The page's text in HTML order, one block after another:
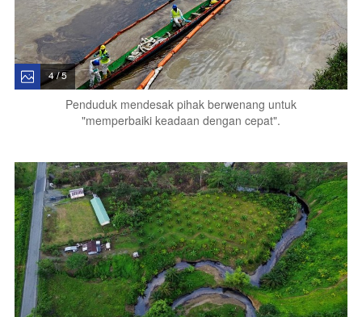
4 / 5
Penduduk mendesak pihak berwenang untuk
"memperbaiki keadaan dengan cepat".